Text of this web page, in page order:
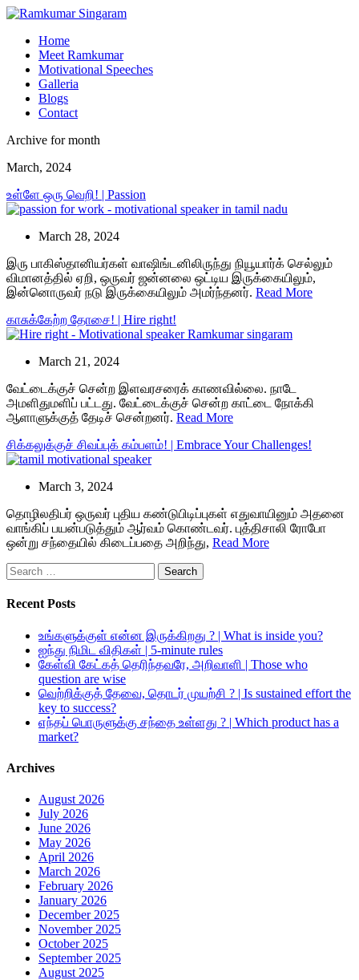
Home
Meet Ramkumar
Motivational Speeches
Galleria
Blogs
Contact
Archive for month
March, 2024
உள்ளே ஒரு வெறி! | Passion
March 28, 2024
இரு பாகிஸ்தானியர்கள் வாஷிங்டனிலிருந்து நியூயார்க் செல்லும்
விமானத்தில் ஏறி, ஒருவர் ஜன்னலை ஒட்டிய இருக்கையிலும்,
இன்னொருவர் நடு இருக்கையிலும் அமர்ந்தனர். Read More
காசுக்கேற்ற தோசை! | Hire right!
March 21, 2024
வேட்டைக்குச் சென்ற இளவரசரைக் காணவில்லை. நாடே
அமளிதுமளிப் பட்டது. வேட்டைக்குச் சென்ற காட்டை நோக்கி
ஆளாளுக்குத் தேடிச் சென்றனர். Read More
சிக்கலுக்குச் சிவப்புக் கம்பளம்! | Embrace Your Challenges!
March 3, 2024
தொழிலதிபர் ஒருவர் புதிய கண்டுபிடிப்புகள் எதுவாயினும் அதனை
வாங்கிப் பயன்படுத்தும் ஆர்வம் கொண்டவர். புத்திசாலி ரோபோ
ஒன்று சந்தையில் கிடைப்பதை அறிந்து, Read More
Search
for:
Recent Posts
உங்களுக்குள் என்ன இருக்கிறது ? | What is inside you?
ஐந்து நிமிட விதிகள் | 5-minute rules
கேள்வி கேட்கத் தெரிந்தவரே, அறிவாளி | Those who
question are wise
வெற்றிக்குத் தேவை, தொடர் முயற்சி ? | Is sustained effort the
key to success?
எந்தப் பொருளுக்கு சந்தை உள்ளது ? | Which product has a
market?
Archives
August 2026
July 2026
June 2026
May 2026
April 2026
March 2026
February 2026
January 2026
December 2025
November 2025
October 2025
September 2025
August 2025